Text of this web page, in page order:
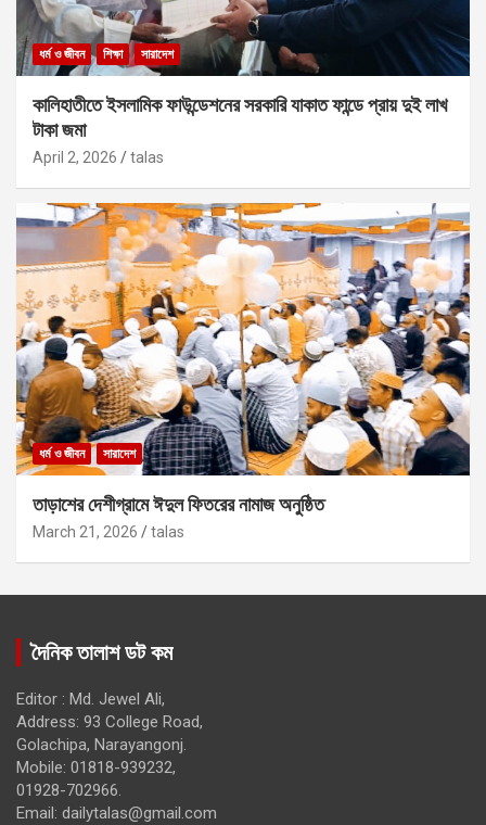
ধর্ম ও জীবন শিক্ষা সারাদেশ
কালিহাতীতে ইসলামিক ফাউন্ডেশনের সরকারি যাকাত ফান্ডে প্রায় দুই লাখ
টাকা জমা
April 2, 2026 talas
ধর্ম ও জীবন সারাদেশ
তাড়াশের দেশীগ্রামে ঈদুল ফিতরের নামাজ অনুষ্ঠিত
March 21, 2026 talas
দৈনিক তালাশ ডট কম
Editor : Md. Jewel Ali,
Address: 93 College Road,
Golachipa, Narayangonj.
Mobile: 01818-939232,
01928-702966.
Email: dailytalas@gmail.com